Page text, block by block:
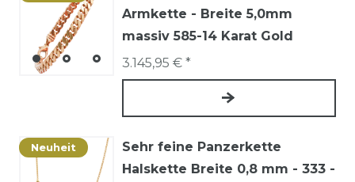
Armkette - Breite 5,0mm
massiv 585-14 Karat Gold
3.145,95 € *
Neuheit
Sehr feine Panzerkette
Halskette Breite 0,8 mm - 333 -